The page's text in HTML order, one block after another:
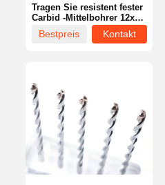
Tragen Sie resistent fester
Carbid -Mittelbohrer 12xd
Zuverlässiger
Kohlensäureblößen -
Bestpreis Kontakt